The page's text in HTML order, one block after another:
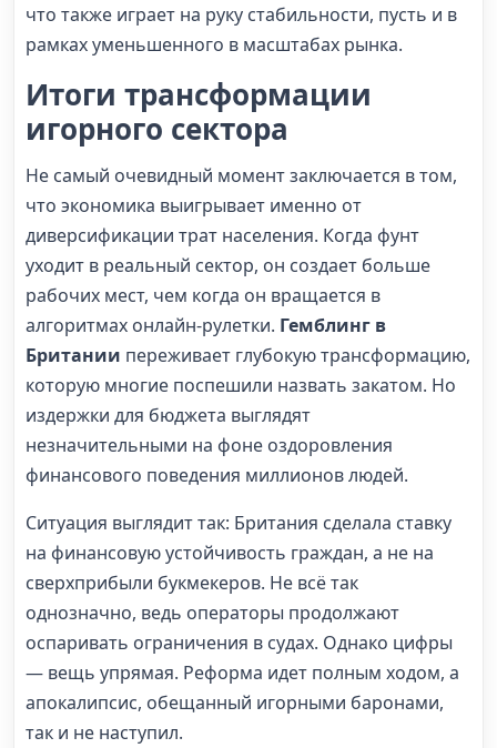
что также играет на руку стабильности, пусть и в
рамках уменьшенного в масштабах рынка.
Итоги трансформации
игорного сектора
Не самый очевидный момент заключается в том,
что экономика выигрывает именно от
диверсификации трат населения. Когда фунт
уходит в реальный сектор, он создает больше
рабочих мест, чем когда он вращается в
алгоритмах онлайн-рулетки. Гемблинг в
Британии переживает глубокую трансформацию,
которую многие поспешили назвать закатом. Но
издержки для бюджета выглядят
незначительными на фоне оздоровления
финансового поведения миллионов людей.
Ситуация выглядит так: Британия сделала ставку
на финансовую устойчивость граждан, а не на
сверхприбыли букмекеров. Не всё так
однозначно, ведь операторы продолжают
оспаривать ограничения в судах. Однако цифры
— вещь упрямая. Реформа идет полным ходом, а
апокалипсис, обещанный игорными баронами,
так и не наступил.